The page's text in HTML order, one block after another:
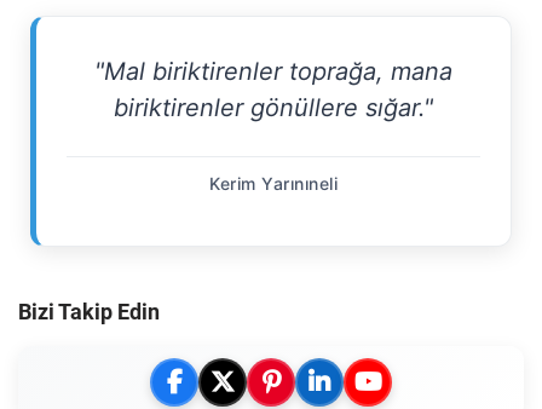
"Mal biriktirenler toprağa, mana
biriktirenler gönüllere sığar."
Kerim Yarınıneli
Bizi Takip Edin